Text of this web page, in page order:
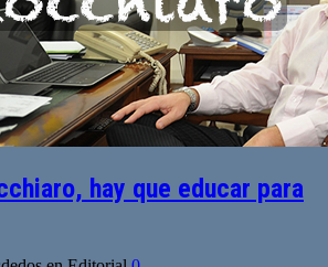
hay que educar para